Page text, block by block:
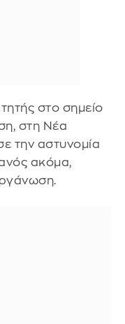
στο σημείο
στη Νέα
την αστυνομία
ακόμα,